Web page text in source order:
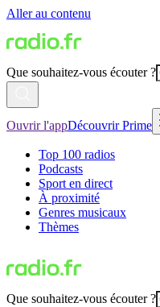
Aller au contenu
Que souhaitez-vous écouter ?
Ouvrir l'appDécouvrir Prime
Top 100 radios
Podcasts
Sport en direct
À proximité
Genres musicaux
Thèmes
Que souhaitez-vous écouter ?